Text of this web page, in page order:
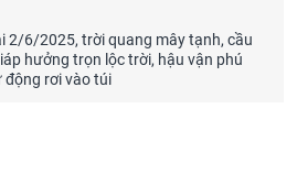
2/6/2025, trời quang mây tạnh, cầu
hưởng trọn lộc trời, hậu vận phú
động rơi vào túi